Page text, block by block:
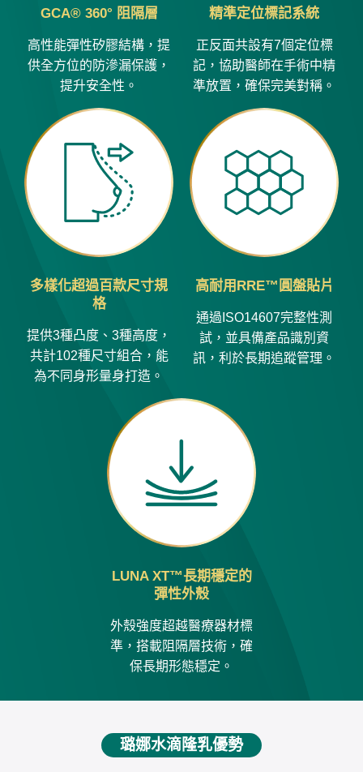
GCA® 360° 阻隔層
高性能彈性矽膠結構，提
供全方位的防滲漏保護，
提升安全性。
精準定位標記系統
正反面共設有7個定位標
記，協助醫師在手術中精
準放置，確保完美對稱。
多樣化超過百款尺寸規
格
提供3種凸度、3種高度，
共計102種尺寸組合，能
為不同身形量身打造。
高耐用RRE™圓盤貼片
通過ISO14607完整性測
試，並具備產品識別資
訊，利於長期追蹤管理。
LUNA XT™長期穩定的
彈性外殼
外殼強度超越醫療器材標
準，搭載阻隔層技術，確
保長期形態穩定。
璐娜水滴隆乳優勢